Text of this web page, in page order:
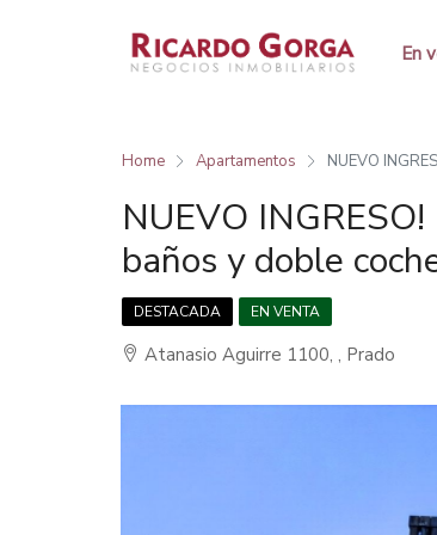
En
Home Apartamentos NUEVO
NUEVO
baños y doble
DESTACADA EN VENTA
Atanasio Aguirre 1100, , Prado